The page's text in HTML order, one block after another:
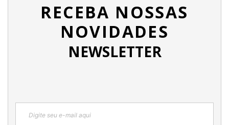
RECEBA NOSSAS
NOVIDADES
NEWSLETTER